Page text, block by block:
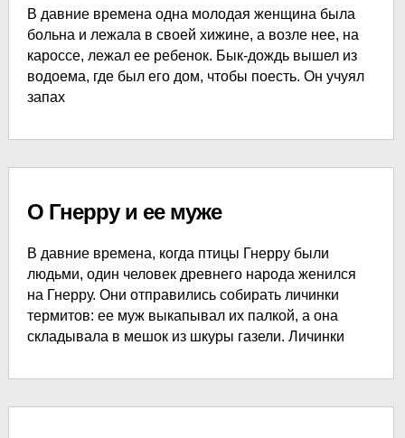
В давние времена одна молодая женщина была
больна и лежала в своей хижине, а возле нее, на
кароссе, лежал ее ребенок. Бык-дождь вышел из
водоема, где был его дом, чтобы поесть. Он учуял
запах
О Гнерру и ее муже
В давние времена, когда птицы Гнерру были
людьми, один человек древнего народа женился
на Гнерру. Они отправились собирать личинки
термитов: ее муж выкапывал их палкой, а она
складывала в мешок из шкуры газели. Личинки